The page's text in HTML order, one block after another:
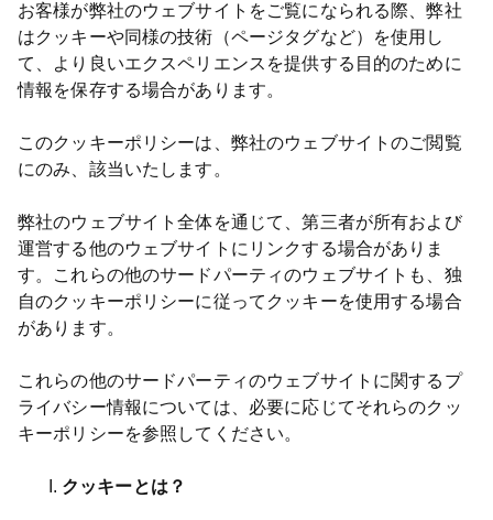
お客様が弊社のウェブサイトをご覧になられる際、弊社
はクッキーや同様の技術（ページタグなど）を使用し
て、より良いエクスペリエンスを提供する目的のために
情報を保存する場合があります。
このクッキーポリシーは、弊社のウェブサイトのご閲覧
にのみ、該当いたします。
弊社のウェブサイト全体を通じて、第三者が所有および
運営する他のウェブサイトにリンクする場合がありま
す。これらの他のサードパーティのウェブサイトも、独
自のクッキーポリシーに従ってクッキーを使用する場合
があります。
これらの他のサードパーティのウェブサイトに関するプ
ライバシー情報については、必要に応じてそれらのクッ
キーポリシーを参照してください。
クッキーとは？